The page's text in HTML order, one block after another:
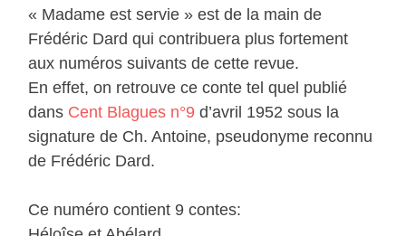
« Madame est servie » est de la main de
Frédéric Dard qui contribuera plus fortement
aux numéros suivants de cette revue.
En effet, on retrouve ce conte tel quel publié
dans Cent Blagues n°9 d’avril 1952 sous la
signature de Ch. Antoine, pseudonyme reconnu
de Frédéric Dard.
Ce numéro contient 9 contes: